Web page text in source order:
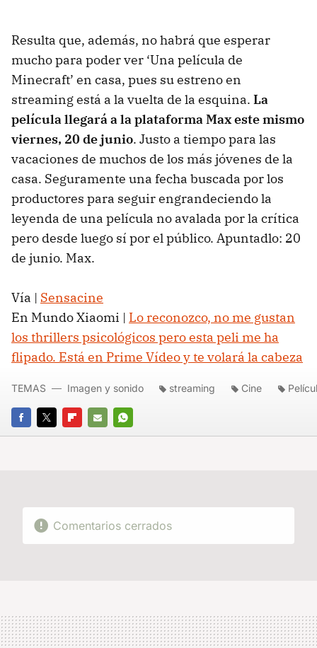
Resulta que, además, no habrá que esperar
mucho para poder ver ‘Una película de
Minecraft’ en casa, pues su estreno en
streaming está a la vuelta de la esquina. La
película llegará a la plataforma Max este mismo
viernes, 20 de junio. Justo a tiempo para las
vacaciones de muchos de los más jóvenes de la
casa. Seguramente una fecha buscada por los
productores para seguir engrandeciendo la
leyenda de una película no avalada por la crítica
pero desde luego sí por el público. Apuntadlo: 20
de junio. Max.
Vía | Sensacine
En Mundo Xiaomi | Lo reconozco, no me gustan
los thrillers psicológicos pero esta peli me ha
flipado. Está en Prime Vídeo y te volará la cabeza
FACEBOOK
TWITTERFLIPBOARD
E-
WHATSAPP
TEMAS Imagen y sonido streaming Cine
Comentarios cerrados